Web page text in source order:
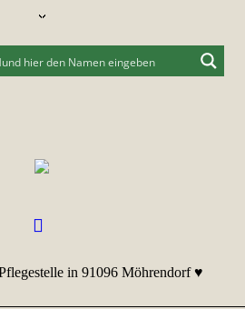
in 91096 Möhrendorf ♥